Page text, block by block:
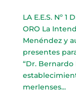
LA E.E.S. Nº 1
ORO La
Menéndez y
presentes
“Dr. Bernardo
merlenses...